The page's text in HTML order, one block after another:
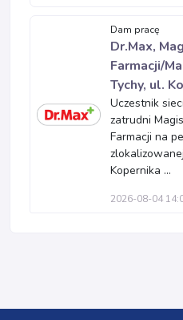
Dam pracę
Dr.Max,
Farmacji/
Tychy, ul.
Uczestnik
zatrudni
Farmacji na
Kopernika ...
2026-08-04